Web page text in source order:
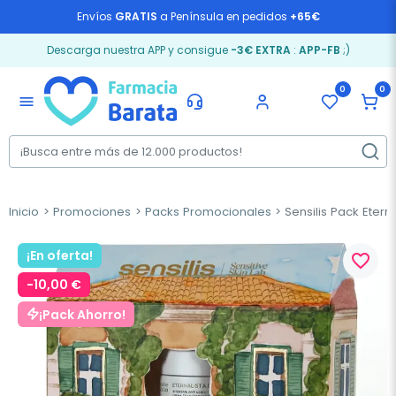
Envíos GRATIS a Península en pedidos +65€
Descarga nuestra APP y consigue -3€ EXTRA: APP-FB ;)
menu
0 0
Inicio Promociones Packs Promocionales Sensilis Pack
¡En oferta!
-10,00 €
¡Pack Ahorro!
favorite_border